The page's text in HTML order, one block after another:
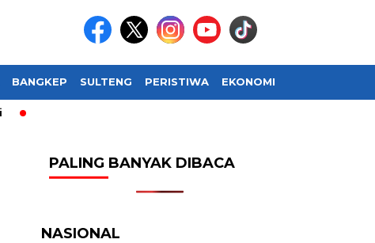
BANGKEP SULTENG PERISTIWA EKONOMI
PALING BANYAK DIBACA
NASIONAL